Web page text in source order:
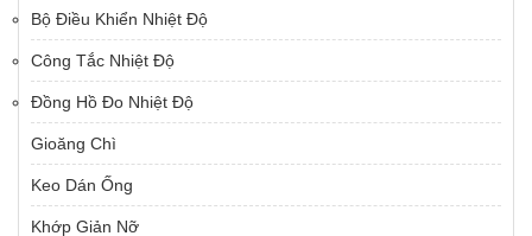
Bộ Điều Khiển Nhiệt Độ
Công Tắc Nhiệt Độ
Đồng Hồ Đo Nhiệt Độ
Gioăng Chì
Keo Dán Ống
Khớp Giản Nỡ